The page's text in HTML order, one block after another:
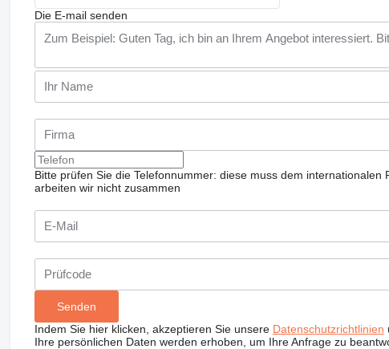
Die E-mail senden
Bitte prüfen Sie die Telefonnummer: diese muss dem
arbeiten wir nicht zusammen
Indem Sie hier klicken, akzeptieren Sie unsere Datenschutzrichtlinien
Ihre persönlichen Daten werden erhoben, um Ihre Anfrage zu